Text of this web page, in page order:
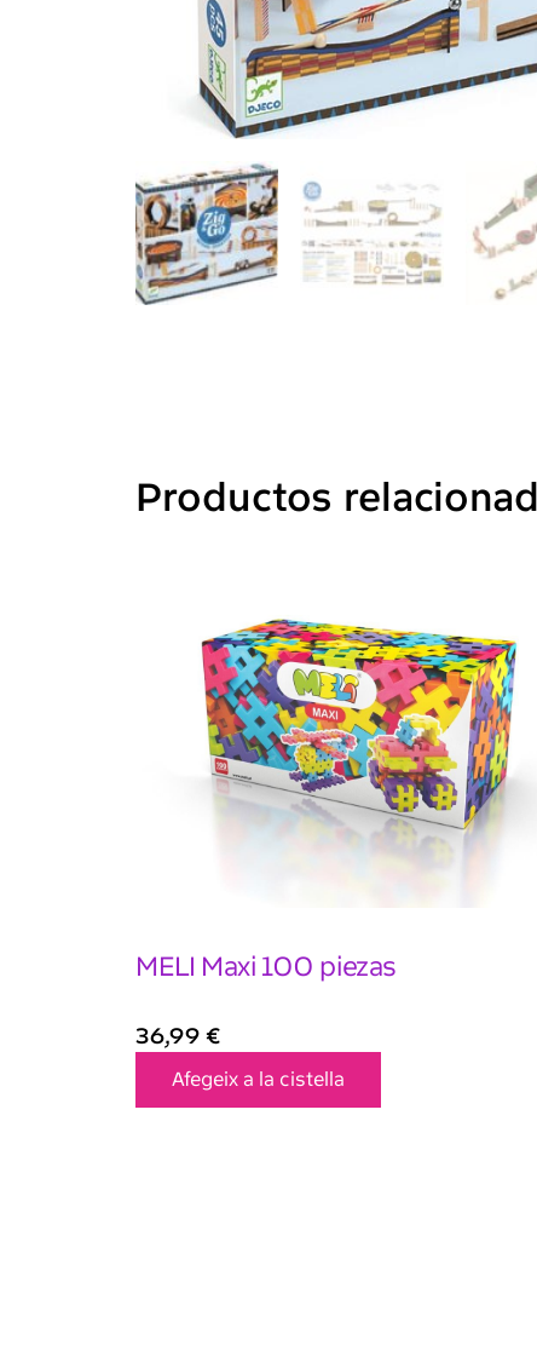
Productos
MELI Maxi 100 piezas
36,99 €
Afegeix a la cistella